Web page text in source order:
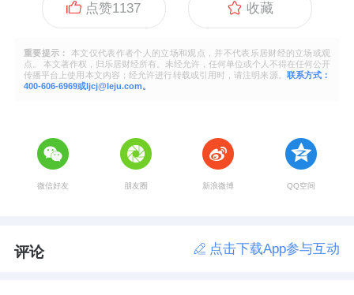
点赞1137 收藏
重要提示：
本文仅代表作者个人的立场和观点，并不代表乐居财经的立场或观
点。 本文著作权，归乐居财经所有。未经允许，任何单位或个人不得在任何公开
传播平台上使用本文内容；经允许进行转载或引用时，请注明来源。 联系方式：
400-606-6969或ljcj@leju.com。
微信好友 朋友圈 新浪微博 QQ空间
评论 点击下载App参与互动